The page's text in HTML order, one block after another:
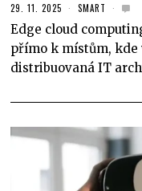
29. 11. 2025 SMART
Edge cloud
přímo k místům,
distribuovaná IT